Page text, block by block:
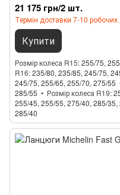
21 175 грн/2 шт.
Термін доставки 7-10 робочих
Купити
Розмір колеса R15 255/75,
R16 235/80, 235/85, 245/75,
245/75, 255/65, 255/70, 275/55
285/55
Розмір колеса R19
255/45, 255/55, 275/40, 285/35,
285/40